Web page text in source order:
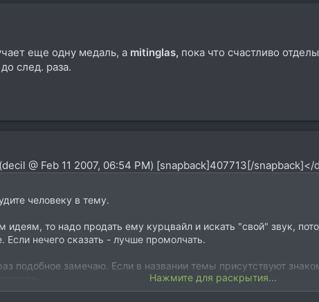
еще одну медаль, а mitinglas, пока что счастливо
след. раза.
@ Feb 11 2007, 06:54 PM) [snapback]407713[/snapback]</
человеку в тему.
идеям, то надо продать ему курцвайл и искать "свой" звук,
Если нечего сказать - лучше промолчать.
подобное замечаю. Если в названии темы присутствуют
Нажмите для раскрытия...